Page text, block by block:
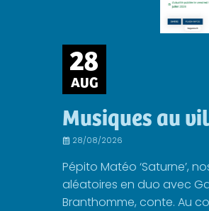
28
AUG
Musiques au
28/08/2026
Pépito Matéo ‘Saturne’,
aléatoires en duo avec
Branthomme, conte. Au